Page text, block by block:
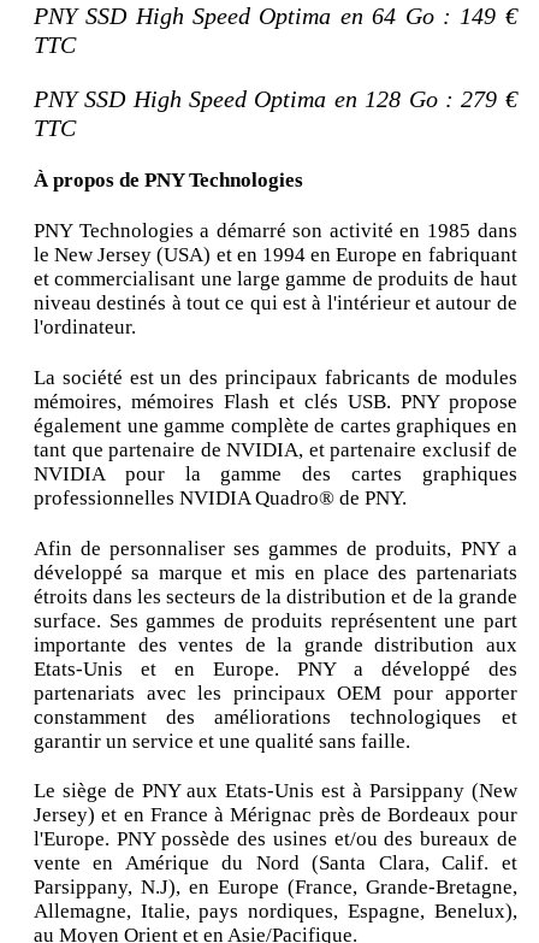
PNY SSD High Speed Optima en 64 Go : 149 €
TTC
PNY SSD High Speed Optima en 128 Go : 279 €
TTC
À propos de PNY Technologies
PNY Technologies a démarré son activité en 1985 dans
le New Jersey (USA) et en 1994 en Europe en fabriquant
et commercialisant une large gamme de produits de haut
niveau destinés à tout ce qui est à l'intérieur et autour de
l'ordinateur.
La société est un des principaux fabricants de modules
mémoires, mémoires Flash et clés USB. PNY propose
également une gamme complète de cartes graphiques en
tant que partenaire de NVIDIA, et partenaire exclusif de
NVIDIA pour la gamme des cartes graphiques
professionnelles NVIDIA Quadro® de PNY.
Afin de personnaliser ses gammes de produits, PNY a
développé sa marque et mis en place des partenariats
étroits dans les secteurs de la distribution et de la grande
surface. Ses gammes de produits représentent une part
importante des ventes de la grande distribution aux
Etats-Unis et en Europe. PNY a développé des
partenariats avec les principaux OEM pour apporter
constamment des améliorations technologiques et
garantir un service et une qualité sans faille.
Le siège de PNY aux Etats-Unis est à Parsippany (New
Jersey) et en France à Mérignac près de Bordeaux pour
l'Europe. PNY possède des usines et/ou des bureaux de
vente en Amérique du Nord (Santa Clara, Calif. et
Parsippany, N.J), en Europe (France, Grande-Bretagne,
Allemagne, Italie, pays nordiques, Espagne, Benelux),
au Moyen Orient et en Asie/Pacifique.